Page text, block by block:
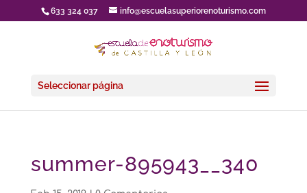
633 324 037 info@escuelasuperiorenoturismo.com
Seleccionar página
summer-895943__340